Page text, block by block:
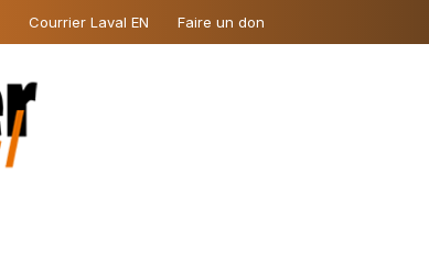
Courrier Laval EN Faire un don